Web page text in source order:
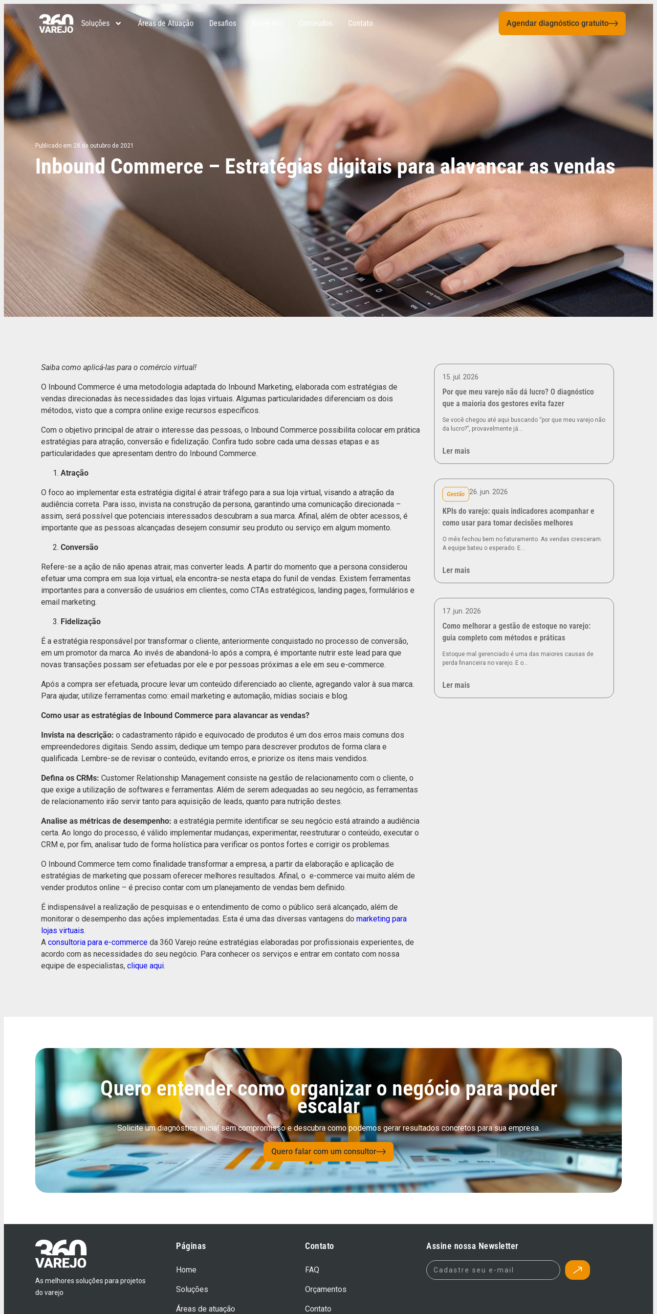
Soluções Áreas de Atuação Desafios Conteúdos Contato Agendar diagnóstico gratuito
Publicado em 28 de outubro de 2021
Inbound Commerce – Estratégias digitais para alavancar as vendas
Saiba como aplicá-las para o comércio virtual!
O Inbound Commerce é uma metodologia adaptada do Inbound Marketing, elaborada com estratégias de
vendas direcionadas às necessidades das lojas virtuais. Algumas particularidades diferenciam os dois
métodos, visto que a compra online exige recursos específicos.
Com o objetivo principal de atrair o interesse das pessoas, o Inbound Commerce possibilita colocar em prática
estratégias para atração, conversão e fidelização. Confira tudo sobre cada uma dessas etapas e as
particularidades que apresentam dentro do Inbound Commerce.
Atração
O foco ao implementar esta estratégia digital é atrair tráfego para a sua loja virtual, visando a atração da
audiência correta. Para isso, invista na construção da persona, garantindo uma comunicação direcionada –
assim, será possível que potenciais interessados descubram a sua marca. Afinal, além de obter acessos, é
importante que as pessoas alcançadas desejem consumir seu produto ou serviço em algum momento.
Conversão
Refere-se a ação de não apenas atrair, mas converter leads. A partir do momento que a persona considerou
efetuar uma compra em sua loja virtual, ela encontra-se nesta etapa do funil de vendas. Existem ferramentas
importantes para a conversão de usuários em clientes, como CTAs estratégicos, landing pages, formulários e
email marketing.
Fidelização
É a estratégia responsável por transformar o cliente, anteriormente conquistado no processo de conversão,
em um promotor da marca. Ao invés de abandoná-lo após a compra, é importante nutrir este lead para que
novas transações possam ser efetuadas por ele e por pessoas próximas a ele em seu e-commerce.
Após a compra ser efetuada, procure levar um conteúdo diferenciado ao cliente, agregando valor à sua marca.
Para ajudar, utilize ferramentas como: email marketing e automação, mídias sociais e blog.
Como usar as estratégias de Inbound Commerce para alavancar as vendas?
Invista na descrição: o cadastramento rápido e equivocado de produtos é um dos erros mais comuns dos
empreendedores digitais. Sendo assim, dedique um tempo para descrever produtos de forma clara e
qualificada. Lembre-se de revisar o conteúdo, evitando erros, e priorize os itens mais vendidos.
Defina os CRMs: Customer Relationship Management consiste na gestão de relacionamento com o cliente, o
que exige a utilização de softwares e ferramentas. Além de serem adequadas ao seu negócio, as ferramentas
de relacionamento irão servir tanto para aquisição de leads, quanto para nutrição destes.
Analise as métricas de desempenho: a estratégia permite identificar se seu negócio está atraindo a audiência
certa. Ao longo do processo, é válido implementar mudanças, experimentar, reestruturar o conteúdo, executar o
CRM e, por fim, analisar tudo de forma holística para verificar os pontos fortes e corrigir os problemas.
O Inbound Commerce tem como finalidade transformar a empresa, a partir da elaboração e aplicação de
estratégias de marketing que possam oferecer melhores resultados. Afinal, o e-commerce vai muito além de
vender produtos online – é preciso contar com um planejamento de vendas bem definido.
É indispensável a realização de pesquisas e o entendimento de como o público será alcançado, além de
monitorar o desempenho das ações implementadas. Esta é uma das diversas vantagens do marketing para
lojas virtuais.
A consultoria para e-commerce da 360 Varejo reúne estratégias elaboradas por profissionais experientes, de
acordo com as necessidades do seu negócio. Para conhecer os serviços e entrar em contato com nossa
equipe de especialistas, clique aqui.
15. jul. 2026
Por que meu varejo não dá lucro? O diagnóstico
que a maioria dos gestores evita fazer
Se você chegou até aqui buscando “por que meu varejo não
da lucro?”, provavelmente já…
Ler mais
Gestão 26. jun. 2026
KPIs do varejo: quais indicadores acompanhar e
como usar para tomar decisões melhores
O mês fechou bem no faturamento. As vendas cresceram.
A equipe bateu o esperado. E…
Ler mais
17. jun. 2026
Como melhorar a gestão de estoque no varejo:
guia completo com métodos e práticas
Estoque mal gerenciado é uma das maiores causas de
perda financeira no varejo. E o…
Ler mais
Quero entender como organizar o negócio para poder
escalar
Solicite um diagnóstico inicial sem compromisso e descubra como podemos gerar resultados concretos para sua empresa.
Quero falar com um consultor
As melhores soluções para projetos
do varejo
Páginas
Home
Soluções
Áreas de atuação
Contato
FAQ
Orçamentos
Contato
Assine nossa Newsletter